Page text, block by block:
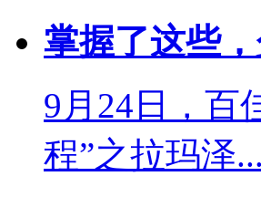
掌握了这些
9月24日，百
程”之拉玛泽...